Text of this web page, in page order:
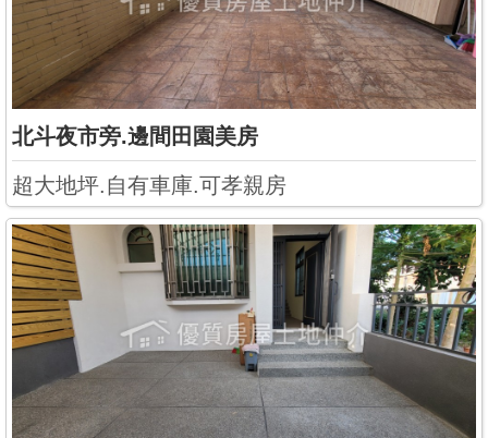
北斗夜市旁.邊間田園美房
超大地坪.自有車庫.可孝親房